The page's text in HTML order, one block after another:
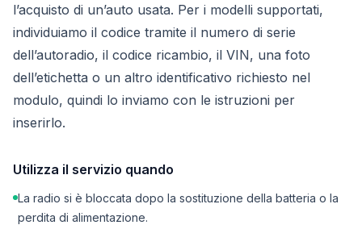
l’acquisto di un’auto usata. Per i modelli supportati,
individuiamo il codice tramite il numero di serie
dell’autoradio, il codice ricambio, il VIN, una foto
dell’etichetta o un altro identificativo richiesto nel
modulo, quindi lo inviamo con le istruzioni per
inserirlo.
Utilizza il servizio quando
La radio si è bloccata dopo la sostituzione della batteria o la
perdita di alimentazione.